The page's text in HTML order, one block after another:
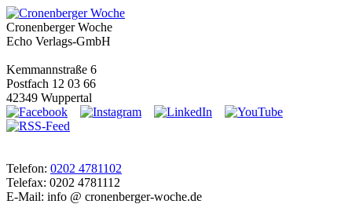
Cronenberger Woche
Echo Verlags-GmbH
Kemmannstraße 6
Postfach 12 03 66
42349 Wuppertal
Telefon: 0202 4781102
Telefax: 0202 4781112
E-Mail: info @ cronenberger-woche.de